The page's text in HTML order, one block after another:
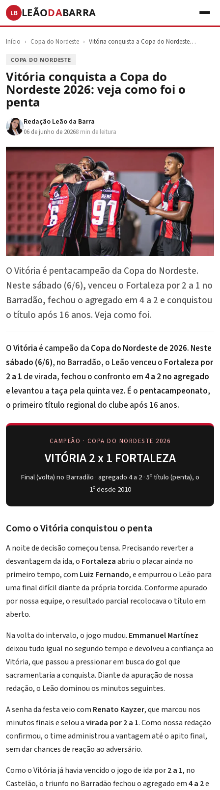
LB LEÃODABARRA
Início › Copa do Nordeste › Vitória conquista a Copa do Nordeste…
COPA DO NORDESTE
Vitória conquista a Copa do
Nordeste 2026: veja como foi o
penta
Redação Leão da Barra
06 de junho de 20268 min de leitura
O Vitória é pentacampeão da Copa do Nordeste.
Neste sábado (6/6), venceu o Fortaleza por 2 a 1 no
Barradão, fechou o agregado em 4 a 2 e conquistou
o título após 16 anos. Veja como foi.
OVitória é campeão da Copa do Nordeste de 2026. Neste
sábado (6/6), no Barradão, o Leão venceu o Fortaleza por
2 a 1 de virada, fechou o confronto em 4 a 2 no agregado
e levantou a taça pela quinta vez. É o pentacampeonato,
o primeiro título regional do clube após 16 anos.
CAMPEÃO · COPA DO NORDESTE 2026
VITÓRIA 2 x 1 FORTALEZA
Final (volta) no Barradão · agregado 4 a 2 · 5º título (penta), o
1º desde 2010
Como o Vitória conquistou o penta
A noite de decisão começou tensa. Precisando reverter a
desvantagem da ida, o Fortalezaabriu o placar ainda no
primeiro tempo, com Luiz Fernando, e empurrou o Leão para
uma final difícil diante da própria torcida. Conforme apurado
por nossa equipe, o resultado parcial recolocava o título em
aberto.
Na volta do intervalo, o jogo mudou. Emmanuel Martínez
deixou tudo igual no segundo tempo e devolveu a confiança ao
Vitória, que passou a pressionar em busca do gol que
sacramentaria a conquista. Diante da apuração de nossa
redação, o Leão dominou os minutos seguintes.
A senha da festa veio com Renato Kayzer, que marcou nos
minutos finais e selou avirada por 2 a 1. Como nossa redação
confirmou, o time administrou a vantagem até o apito final,
sem dar chances de reação ao adversário.
Como o Vitória já havia vencido o jogo de ida por2 a 1, no
Castelão, o triunfo no Barradão fechou o agregado em4 a 2e